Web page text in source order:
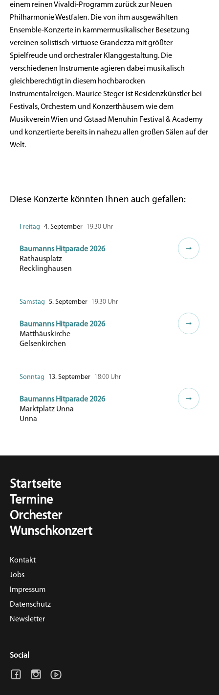
einem reinen Vivaldi-Programm zurück zur Neuen
Philharmonie Westfalen. Die von ihm ausgewählten
Ensemble-Konzerte in kammermusikalischer Besetzung
vereinen solistisch-virtuose Grandezza mit größter
Spielfreude und orchestraler Klanggestaltung. Die
verschiedenen Instrumente agieren dabei musikalisch
gleichberechtigt in diesem hochbarocken
Instrumentalreigen. Maurice Steger ist Residenzkünstler bei
Festivals, Orchestern und Konzerthäusern wie dem
Musikverein Wien und Gstaad Menuhin Festival & Academy
und konzertierte bereits in nahezu allen großen Sälen auf der
Welt.
Diese Konzerte könnten Ihnen auch gefallen:
Freitag 4. September 19:30 Uhr
Baumanns Hitparade 2026
Rathausplatz
Recklinghausen
Samstag 5. September 19:30 Uhr
Baumanns Hitparade 2026
Matthäuskirche
Gelsenkirchen
Sonntag 13. September 18:00 Uhr
Baumanns Hitparade 2026
Marktplatz Unna
Unna
Startseite
Termine
Orchester
Wunschkonzert
Kontakt
Jobs
Impressum
Datenschutz
Newsletter
Social